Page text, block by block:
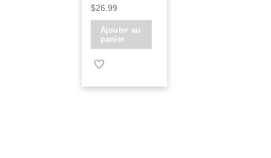
$26.99
Ajouter au
panier